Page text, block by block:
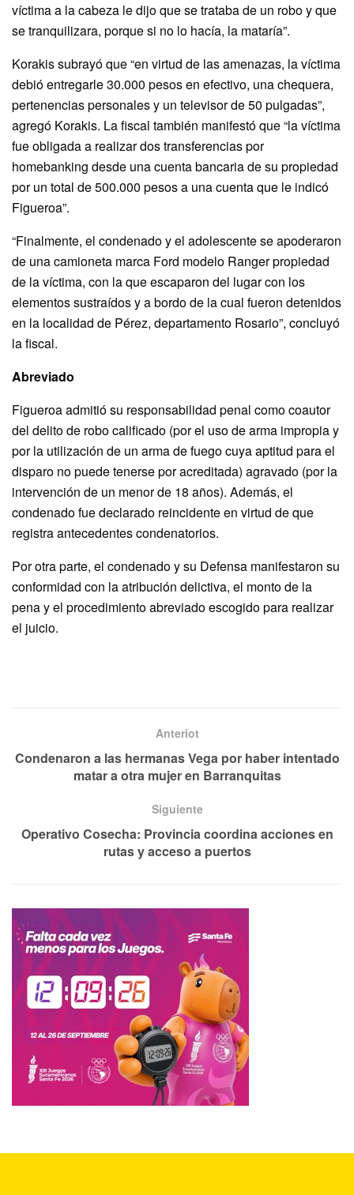
víctima a la cabeza le dijo que se trataba de un robo y que
se tranquilizara, porque si no lo hacía, la mataría”.
Korakis subrayó que “en virtud de las amenazas, la víctima
debió entregarle 30.000 pesos en efectivo, una chequera,
pertenencias personales y un televisor de 50 pulgadas”,
agregó Korakis. La fiscal también manifestó que “la víctima
fue obligada a realizar dos transferencias por
homebanking desde una cuenta bancaria de su propiedad
por un total de 500.000 pesos a una cuenta que le indicó
Figueroa”.
“Finalmente, el condenado y el adolescente se apoderaron
de una camioneta marca Ford modelo Ranger propiedad
de la víctima, con la que escaparon del lugar con los
elementos sustraídos y a bordo de la cual fueron detenidos
en la localidad de Pérez, departamento Rosario”, concluyó
la fiscal.
Abreviado
Figueroa admitió su responsabilidad penal como coautor
del delito de robo calificado (por el uso de arma impropia y
por la utilización de un arma de fuego cuya aptitud para el
disparo no puede tenerse por acreditada) agravado (por la
intervención de un menor de 18 años). Además, el
condenado fue declarado reincidente en virtud de que
registra antecedentes condenatorios.
Por otra parte, el condenado y su Defensa manifestaron su
conformidad con la atribución delictiva, el monto de la
pena y el procedimiento abreviado escogido para realizar
el juicio.
Anteriot
Condenaron a las hermanas Vega por haber intentado
matar a otra mujer en Barranquitas
Siguiente
Operativo Cosecha: Provincia coordina acciones en
rutas y acceso a puertos